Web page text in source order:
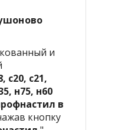
и
с20, с21,
н75, н60
в
кнопку